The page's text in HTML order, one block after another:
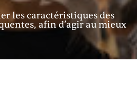
les caractéristiques des
afin d’agir au mieux